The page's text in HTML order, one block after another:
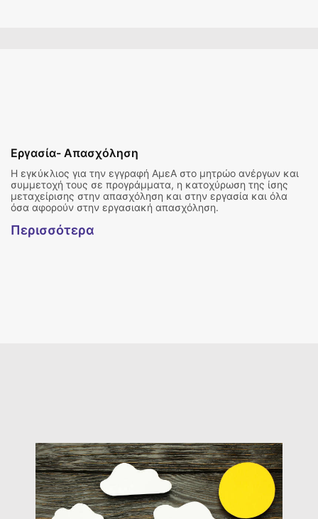
Εργασία- Απασχόληση
Η εγκύκλιος για την εγγραφή ΑμεΑ στο μητρώο ανέργων και
συμμετοχή τους σε προγράμματα, η κατοχύρωση της ίσης
μεταχείρισης στην απασχόληση και στην εργασία και όλα
όσα αφορούν στην εργασιακή απασχόληση.
Περισσότερα